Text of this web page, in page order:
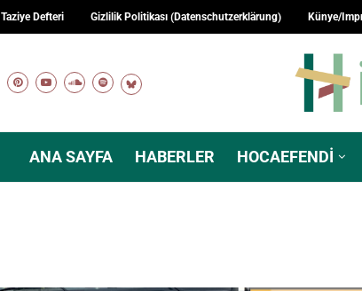
Taziye Defteri Gizlilik Politikası (Datenschutzerklärung) Künye/
ANA SAYFA HABERLER HOCAEFENDI